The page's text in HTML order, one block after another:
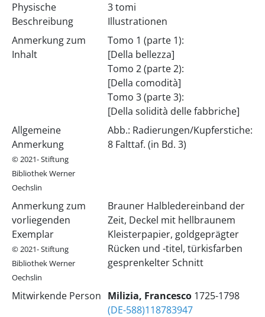
Physische
Beschreibung
3 tomi
Illustrationen
Anmerkung zum
Inhalt
Tomo 1 (parte 1):
[Della bellezza]
Tomo 2 (parte 2):
[Della comodità]
Tomo 3 (parte 3):
[Della solidità delle fabbriche]
Allgemeine
Anmerkung
© 2021- Stiftung
Bibliothek Werner
Oechslin
Abb.: Radierungen/Kupferstiche:
8 Falttaf. (in Bd. 3)
Anmerkung zum
vorliegenden
Exemplar
© 2021- Stiftung
Bibliothek Werner
Oechslin
Brauner Halbledereinband der
Zeit, Deckel mit hellbraunem
Kleisterpapier, goldgeprägter
Rücken und -titel, türkisfarben
gesprenkelter Schnitt
Mitwirkende Person Milizia, Francesco1725-1798
(DE-588)118783947